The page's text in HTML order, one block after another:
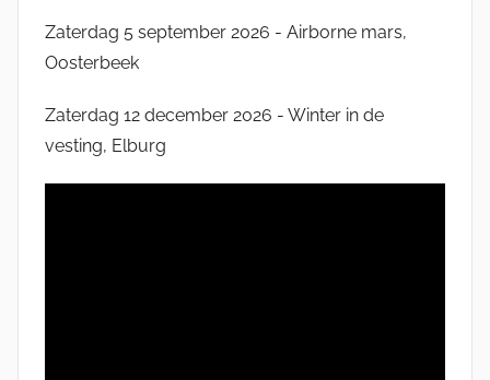
Zaterdag 5 september 2026 - Airborne mars,
Oosterbeek
Zaterdag 12 december 2026 - Winter in de
vesting, Elburg